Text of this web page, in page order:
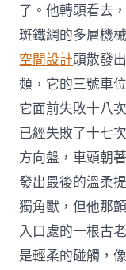
了。他轉頭看去
斑鐵網的多層機
空間設計頭散發
類，它的三號車
它面前失敗十八
已經失敗了十七
方向盤，車頭朝
發出最後的溫柔
獨角獸，但他那
入口處的一根古
是輕柔的碰觸，